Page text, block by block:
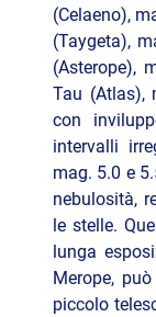
(Celaeno),
(Taygeta),
(Asterope),
Tau (Atlas),
con
intervalli
mag. 5.0 e
nebulosità,
le stelle.
lunga
Merope,
piccolo